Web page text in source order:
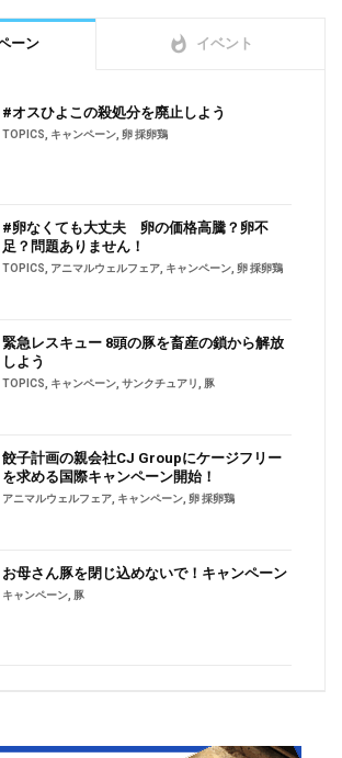
ーン whatshot イベント
#オスひよこの殺処分を廃止しよう
TOPICS キャンペーン 卵 採卵鶏
#卵なくても大丈夫 卵の価格高騰？卵不
足？問題ありません！
TOPICS アニマルウェルフェア キャンペーン 卵 採卵鶏
緊急レスキュー 8頭の豚を畜産の鎖から解放
しよう
TOPICS キャンペーン サンクチュアリ 豚
餃子計画の親会社CJ Groupにケージフリー
を求める国際キャンペーン開始！
アニマルウェルフェア キャンペーン 卵 採卵鶏
お母さん豚を閉じ込めないで！キャンペーン
キャンペーン 豚